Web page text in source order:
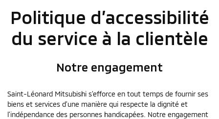
Politique d’accessibilité
du service à la clientèle
Notre engagement
Saint-Léonard Mitsubishi s’efforce en tout temps de fournir ses
biens et services d’une manière qui respecte la dignité et
l’indépendance des personnes handicapées. Notre engagement